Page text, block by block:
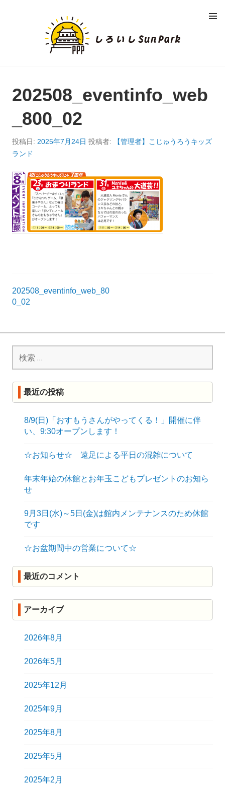
し
U
ー
202508_eventinfo_web
_800_02
投稿日: 2025年7月24日 投稿者:
【管理者】こじゅうろうキッズ
ランド
投
稿
ビ
ゲ
シ
ン
202508_eventinfo_web_80
0_02
索:
最近の投稿
8/9(日)「おすもうさんがやってくる！」開催に伴
い、9:30オープンします！
☆お知らせ☆ 遠足による平日の混雑について
年末年始の休館とお年玉こどもプレゼントのお知ら
せ
9月3日(水)～5日(金)は館内メンテナンスのため休館
です
☆お盆期間中の営業について☆
最近のコメント
アーカイブ
2026年8月
2026年5月
2025年12月
2025年9月
2025年8月
2025年5月
2025年2月